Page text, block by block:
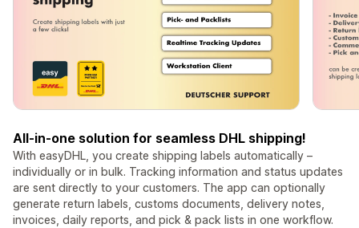
All-in-one solution for seamless DHL shipping!
With easyDHL, you create shipping labels automatically –
individually or in bulk. Tracking information and status updates
are sent directly to your customers. The app can optionally
generate return labels, customs documents, delivery notes,
invoices, daily reports, and pick & pack lists in one workflow.